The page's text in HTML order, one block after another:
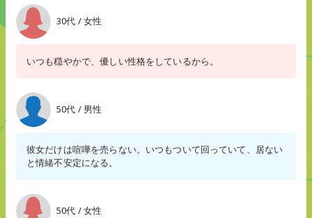
30代 / 女性
いつも穏やかで、優しい性格をしているから。
50代 / 男性
彼女だけは喧嘩を売らない。いつもついて回っていて、居ない
と情緒不安定になる。
50代 / 女性